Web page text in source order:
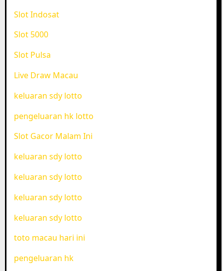
Slot Indosat
Slot 5000
Slot Pulsa
Live Draw Macau
keluaran sdy lotto
pengeluaran hk lotto
Slot Gacor Malam Ini
keluaran sdy lotto
keluaran sdy lotto
keluaran sdy lotto
keluaran sdy lotto
toto macau hari ini
pengeluaran hk